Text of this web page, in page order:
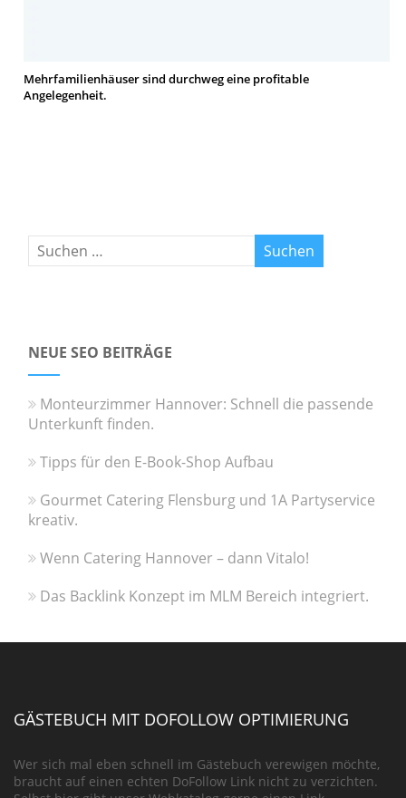
Mehrfamilienhäuser sind durchweg eine profitable
Angelegenheit.
NEUE SEO BEITRÄGE
Monteurzimmer Hannover: Schnell die passende
Unterkunft finden.
Tipps für den E-Book-Shop Aufbau
Gourmet Catering Flensburg und 1A Partyservice
kreativ.
Wenn Catering Hannover – dann Vitalo!
Das Backlink Konzept im MLM Bereich integriert.
GÄSTEBUCH MIT DOFOLLOW OPTIMIERUNG
Wer sich mal eben schnell im Gästebuch verewigen möchte,
braucht auf einen echten DoFollow Link nicht zu verzichten.